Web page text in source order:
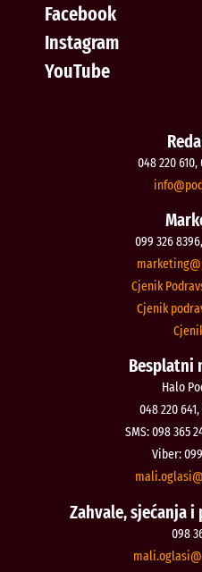
Facebook
Instagram
YouTube
048 220 610,
@ofni
099 326
@gnitekram
Cjenik
Cjenik
Besplatni
Halo
048 220
SMS: 098 365
Viber:
@isalgo.ilam
Zahvale, sjećanja
098
@isalgo.ilam